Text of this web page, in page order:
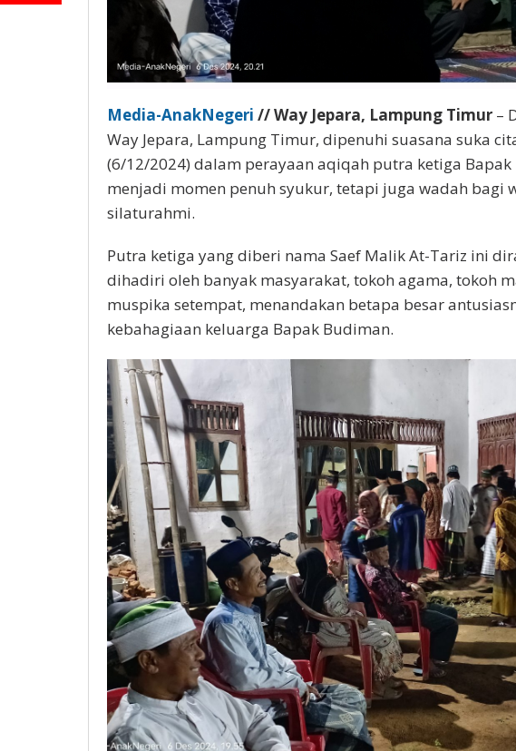
Media-AnakNegeri // Way Jepara, Lampung Timur –
Way Jepara, Lampung Timur, dipenuhi suasana suka
(6/12/2024) dalam perayaan aqiqah putra ketiga
menjadi momen penuh syukur, tetapi juga wadah bagi
silaturahmi.
Putra ketiga yang diberi nama Saef Malik At-Tariz ini
dihadiri oleh banyak masyarakat, tokoh agama, tokoh
muspika setempat, menandakan betapa besar
kebahagiaan keluarga Bapak Budiman.